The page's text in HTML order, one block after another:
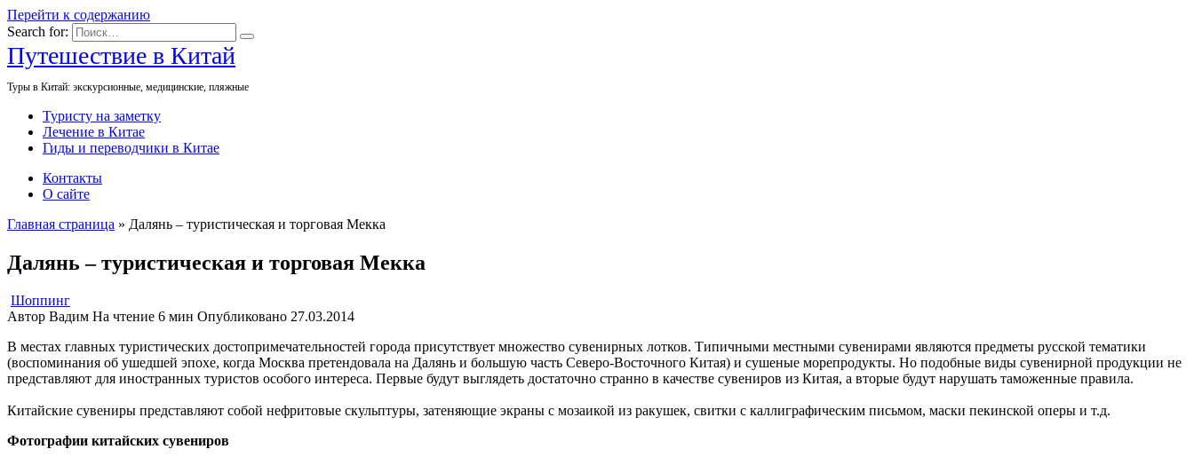
Перейти к содержанию
Search for:
Путешествие в Китай
Туры в Китай: экскурсионные, медицинские, пляжные
Туристу на заметку
Лечение в Китае
Гиды и переводчики в Китае
Контакты
О сайте
Главная страница » Далянь – туристическая и торговая Мекка
Далянь – туристическая и торговая Мекка
Шоппинг
Автор Вадим На чтение 6 мин Опубликовано 27.03.2014
В местах главных туристических достопримечательностей города присутствует множество сувенирных лотков. Типичными местными сувенирами являются предметы русской тематики
(воспоминания об ушедшей эпохе, когда Москва претендовала на Далянь и большую часть Северо-Восточного Китая) и сушеные морепродукты. Но подобные виды сувенирной продукции не
представляют для иностранных туристов особого интереса. Первые будут выглядеть достаточно странно в качестве сувениров из Китая, а вторые будут нарушать таможенные правила.
Китайские сувениры представляют собой нефритовые скульптуры, затеняющие экраны с мозаикой из ракушек, свитки с каллиграфическим письмом, маски пекинской оперы и т.д.
Фотографии китайских сувениров